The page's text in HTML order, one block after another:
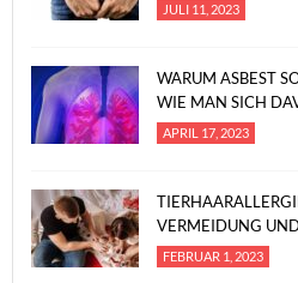
JULI 11, 2023
WARUM ASBEST
WIE MAN SICH
APRIL 17, 2023
VERMEIDUNG
FEBRUAR 1, 2023